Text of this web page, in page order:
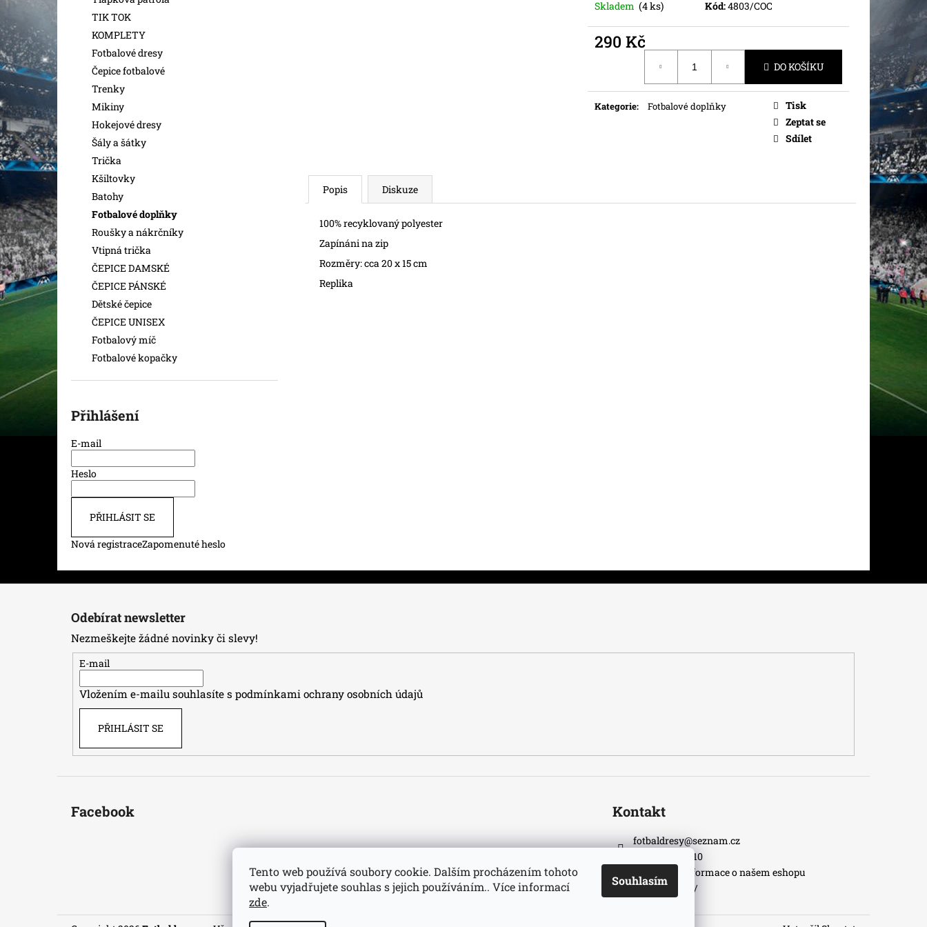
Tento web používá soubory cookie. Dalším procházením tohoto
webu vyjadřujete souhlas s jejich používáním.. Více informací
zde.
Souhlasím
TIK TOK
KOMPLETY
Fotbalové dresy
Čepice fotbalové
Trenky
Mikiny
Hokejové dresy
Šály a šátky
Trička
Kšiltovky
Batohy
Fotbalové doplňky
Roušky a nákrčníky
Vtipná trička
ČEPICE DAMSKÉ
ČEPICE PÁNSKÉ
Dětské čepice
ČEPICE UNISEX
Fotbalový míč
Fotbalové kopačky
Přihlášení
E-mail
Heslo
PŘIHLÁSIT SE
Nová registraceZapomenuté heslo
Skladem (4 ks) Kód:4803/COC
290 Kč
DO KOŠÍKU
Kategorie: Fotbalové doplňky
Tisk
Zeptat se
Sdílet
Popis Diskuze
100% recyklovaný polyester
Zapínáni na zip
Rozměry: cca 20 x 15 cm
Replika
Odebírat newsletter
Nezmeškejte žádné novinky či slevy!
E-mail
Vložením e-mailu souhlasíte s podmínkami ochrany osobních údajů
PŘIHLÁSIT SE
Facebook Kontakt
fotbaldresy@seznam.cz
+420733609510
Nejnovější informace o našem eshopu
fotbaldresycz/